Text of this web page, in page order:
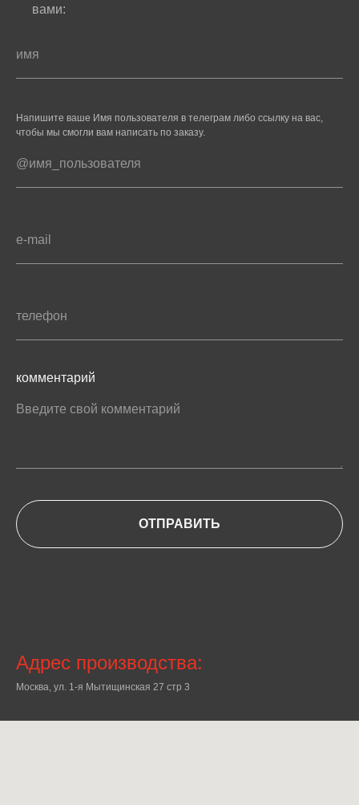
вами:
Напишите ваше Имя пользователя в телеграм либо ссылку на вас,
чтобы мы смогли вам написать по заказу.
комментарий
ОТПРАВИТЬ
Адрес производства:
Москва, ул. 1-я Мытищинская 27 стр 3